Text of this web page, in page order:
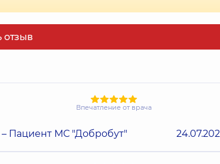
отзыв
Впечатление от врача
– Пациент МС "Добробут"